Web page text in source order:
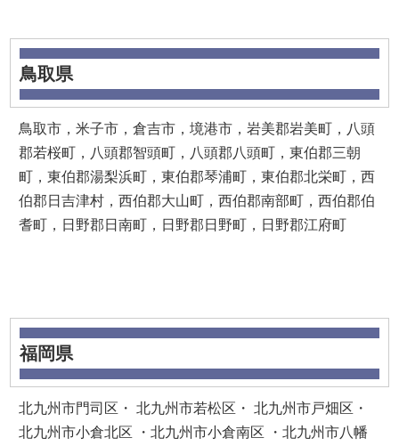
鳥取県
鳥取市，米子市，倉吉市，境港市，岩美郡岩美町，八頭
郡若桜町，八頭郡智頭町，八頭郡八頭町，東伯郡三朝
町，東伯郡湯梨浜町，東伯郡琴浦町，東伯郡北栄町，西
伯郡日吉津村，西伯郡大山町，西伯郡南部町，西伯郡伯
耆町，日野郡日南町，日野郡日野町，日野郡江府町
福岡県
北九州市門司区・ 北九州市若松区・ 北九州市戸畑区・
北九州市小倉北区 ・北九州市小倉南区 ・北九州市八幡